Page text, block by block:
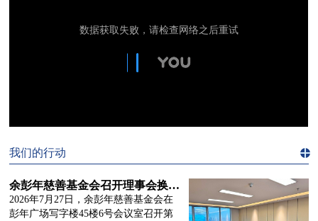
我们的行动
余彭年慈善基金会召开理事会换届会议
2026年7月27日，余彭年慈善基金会在
彭年广场写字楼45楼6号会议室召开第